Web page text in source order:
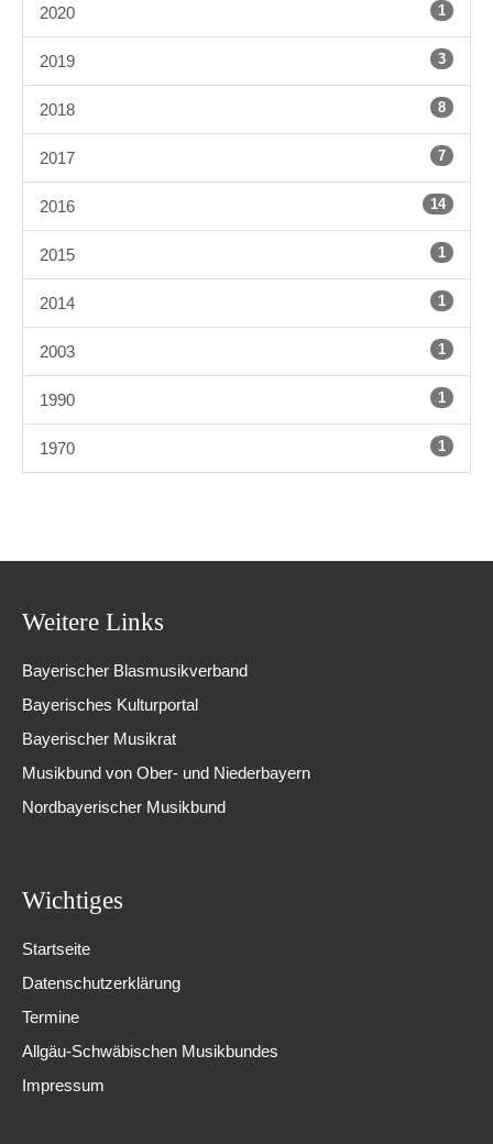
2020 1
2019 3
2018 8
2017 7
2016 14
2015 1
2014 1
2003 1
1990 1
1970 1
Weitere Links
Bayerischer Blasmusikverband
Bayerisches Kulturportal
Bayerischer Musikrat
Musikbund von Ober- und Niederbayern
Nordbayerischer Musikbund
Wichtiges
Startseite
Datenschutzerklärung
Termine
Allgäu-Schwäbischen Musikbundes
Impressum